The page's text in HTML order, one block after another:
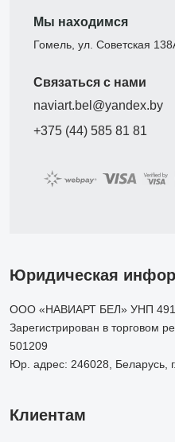
Мы находимся
Гомель, ул. Советская
Связаться с нами
naviart.bel@yandex.by
+375 (44) 585 81 81
Юридическая
ООО «НАВИАРТ БЕЛ» УНП
Зарегистрирован в торговом
501209
Юр. адрес: 246028, Беларусь,
Клиентам